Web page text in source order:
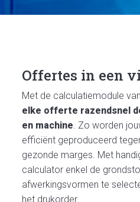
Offertes in een
Met de calculatiemodule
elke offerte razendsnel
en machine. Zo worden
efficiënt geproduceerd
gezonde marges. Met
calculator enkel de
afwerkingsvormen te
het drukorder.